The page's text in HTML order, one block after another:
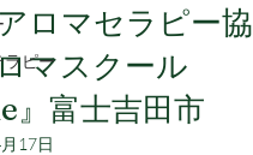
ラピー
ロマセラピー協
マスクール
』富士吉田市
17日